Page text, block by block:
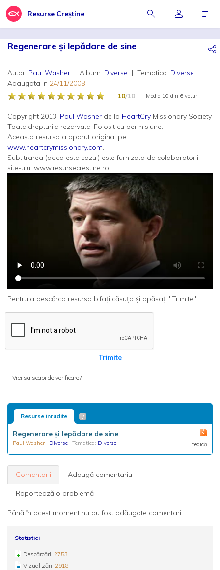
Resurse Creștine
Regenerare și lepădare de sine
Autor: Paul Washer | Album: Diverse | Tematica: Diverse
Adaugata in 24/11/2008
10/10 Media 10 din 6 voturi
Copyright 2013, Paul Washer de la HeartCry Missionary Society.
Toate drepturile rezervate. Folosit cu permisiune.
Aceasta resursa a aparut original pe
www.heartcrymissionary.com.
Subtitrarea (daca este cazul) este furnizata de colaboratorii
site-ului www.resursecrestine.ro
Pentru a descărca resursa bifați căsuța și apăsați "Trimite"
Trimite
Vrei sa scapi de verificare?
Resurse inrudite
Regenerare şi lepădare de sine
Paul Washer | Diverse | Tematica: Diverse Predică
Comentarii Adaugă comentariu
Raportează o problemă
Până în acest moment nu au fost adăugate comentarii.
Statistici
Descărcări: 2753
Vizualizări: 2918